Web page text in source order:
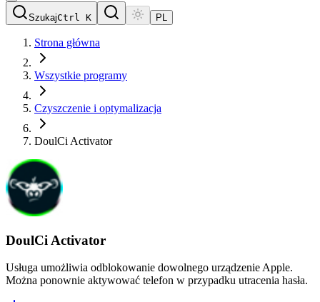
SzukajCtrl K PL
Strona główna
Wszystkie programy
Czyszczenie i optymalizacja
DoulCi Activator
DoulCi Activator
Usługa umożliwia odblokowanie dowolnego urządzenie Apple.
Można ponownie aktywować telefon w przypadku utracenia hasła.